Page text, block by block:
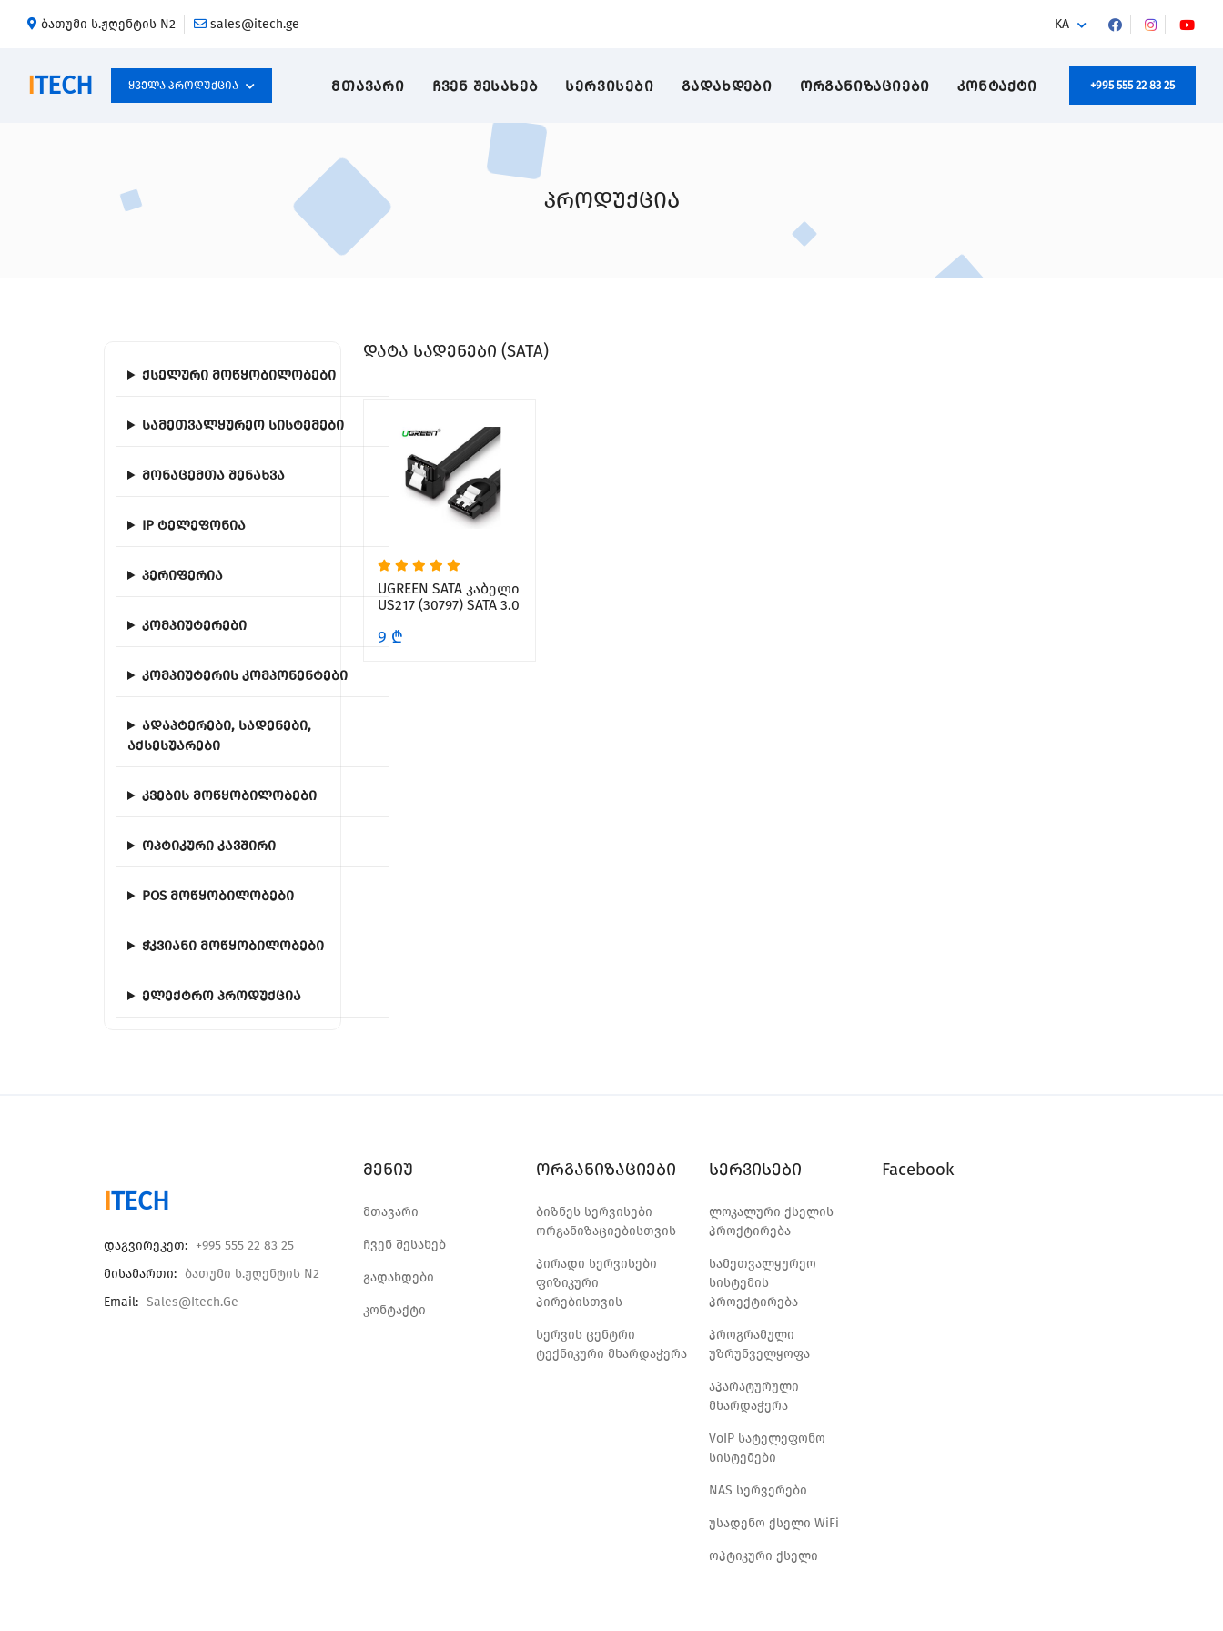
ბათუმი ს.ჟღენტის N2 sales@itech.ge KA
ITECH Ყველა Პროდუქცია ᲛᲗᲐᲕᲐᲠᲘ ᲩᲕᲔᲜ ᲨᲔᲡᲐᲮᲔᲑ ᲡᲔᲠᲕᲘᲡᲔᲑᲘ ᲒᲐᲓᲐᲮᲓᲔᲑᲘ ᲝᲠᲒᲐᲜᲘᲖᲐᲪᲘᲔᲑᲘ ᲙᲝᲜᲢᲐᲥᲢᲘ +995 555 22 83 25
პროდუქცია
ქსელური მოწყობილობები
სამეთვალყურეო სისტემები
მონაცემთა შენახვა
IP ტელეფონია
პერიფერია
კომპიუტერები
კომპიუტერის კომპონენტები
ადაპტერები, სადენები,
აქსესუარები
კვების მოწყობილობები
ოპტიკური კავშირი
POS მოწყობილობები
ჭკვიანი მოწყობილობები
ელექტრო პროდუქცია
დატა სადენები (SATA)
UGREEN SATA კაბელი
US217 (30797) SATA 3.0
9 ₾
ITECH
Დაგვირეკეთ: +995 555 22 83 25
Მისამართი: Ბათუმი Ს.ჟღენტის N2
Email: Sales@itech.ge
მენიუ
მთავარი
ჩვენ შესახებ
გადახდები
კონტაქტი
ორგანიზაციები
ბიზნეს სერვისები
ორგანიზაციებისთვის
პირადი სერვისები
ფიზიკური
პირებისთვის
სერვის ცენტრი
ტექნიკური მხარდაჭერა
სერვისები
ლოკალური ქსელის
პროქტირება
სამეთვალყურეო
სისტემის
პროექტირება
პროგრამული
უზრუნველყოფა
აპარატურული
მხარდაჭერა
VoIP სატელეფონო
სისტემები
NAS სერვერები
უსადენო ქსელი WiFi
ოპტიკური ქსელი
Facebook